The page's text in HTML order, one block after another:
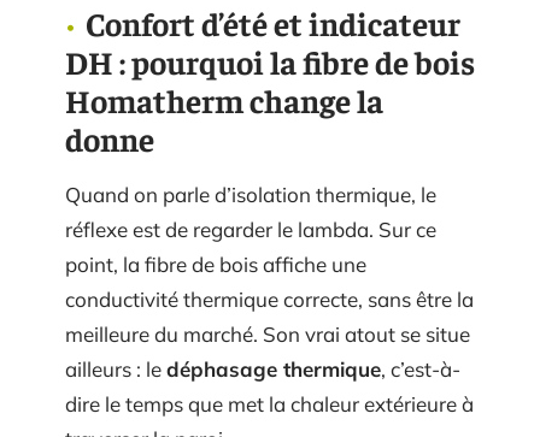
Confort d’été et indicateur
DH : pourquoi la fibre de bois
Homatherm change la
donne
Quand on parle d’isolation thermique, le
réflexe est de regarder le lambda. Sur ce
point, la fibre de bois affiche une
conductivité thermique correcte, sans être la
meilleure du marché. Son vrai atout se situe
ailleurs : ledéphasage thermique, c’est-à-
dire le temps que met la chaleur extérieure à